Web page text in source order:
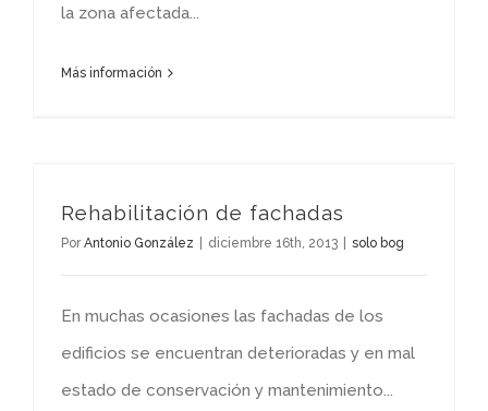
la zona afectada...
Más información
Rehabilitación de fachadas
PorAntonio González diciembre 16th, 2013 solo bog
En muchas ocasiones las fachadas de los
edificios se encuentran deterioradas y en mal
estado de conservación y mantenimiento...